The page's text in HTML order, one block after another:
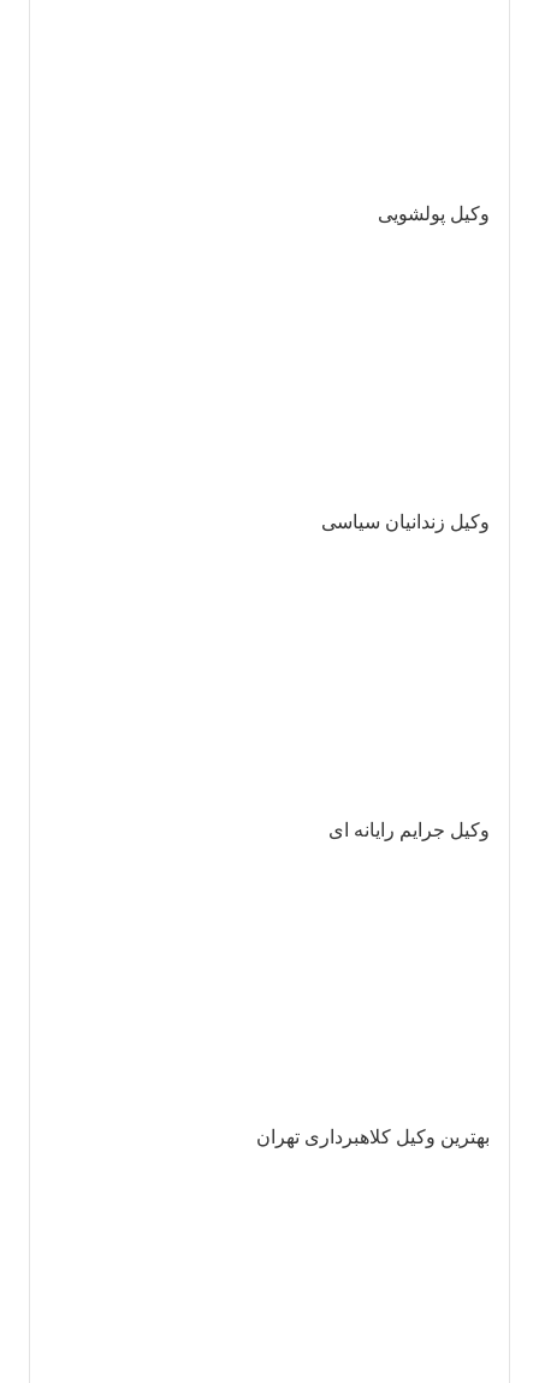
وکیل پولشویی
وکیل زندانیان سیاسی
وکیل جرایم رایانه ای
بهترین وکیل کلاهبرداری تهران